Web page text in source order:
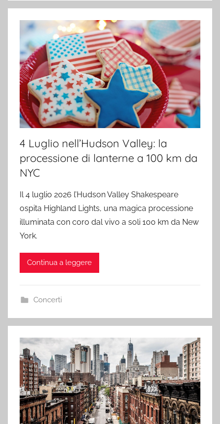
4 Luglio nell’Hudson Valley: la
processione di lanterne a 100 km da
NYC
Il 4 luglio 2026 l’Hudson Valley Shakespeare
ospita Highland Lights, una magica processione
illuminata con coro dal vivo a soli 100 km da New
York.
Continua a leggere
Concerti